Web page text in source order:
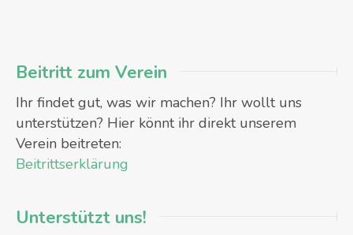
Beitritt zum Verein
Ihr findet gut, was wir machen? Ihr wollt uns
unterstützen? Hier könnt ihr direkt unserem
Verein beitreten:
Beitrittserklärung
Unterstützt uns!